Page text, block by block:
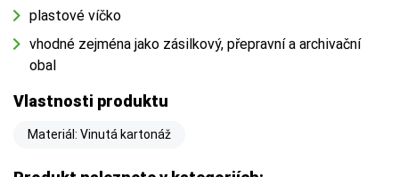
plastové víčko
vhodné zejména jako zásilkový, přepravní a archivační
obal
Vlastnosti produktu
Materiál: Vinutá kartonáž